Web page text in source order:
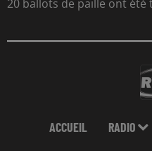
20 ballots de paille ont été
ACCUEIL RADIO